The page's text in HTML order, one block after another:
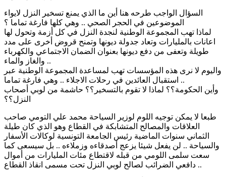
السؤال الواجب طرحه هنا أين ما الذي يمنع تسخير النزل لايواء
الموضوعين في الحجر الصحي .. وهي كلها فارغة تماما ؟
لماذا تهب المجموعة الوطنية لنجدة النزل في كل أزمة وتحول لها
اعانات بالمليارات وتعاد جدولة ديونها وتمنح قروض أخرى على مدد
طويلة وتعفى من دفع ديونها بعنوان الضمان الاجتماعي والكهرباء
والغاز والماء ..
واليوم لا نرى هذه المؤسسات تهب لمساعدة المجموعة الوطنية عبر
استقبال العائدين في رحلات الاجلاء .. وهي فارغة تماما ..
وأين الحكومة؟؟ لماذا لا تقوم بالتسخير؟؟ حاشمة من لوبي أصحاب
النزل؟؟
طبعا لا يمكن توجيه اللوم لوزير السياحة محمد علي التومي صاحب
العلاقات والمصالح المتشابكة في القطاع وهو الذي كان طيلة
الثماني سنوات الماضية رئيس الجامعة التونسية لوكالات الأسفار
والسياحة .. لن يفعل شيئا يزعج أصدقاءه وزملاءه .. بل سيسعى كما
سعت سلمى اللومي من قبله لاقتطاع مئات المليارات من أموال
دافعي الضرائب لصالح لوبي النزل تحت مسمى انقاذ القطاع ..